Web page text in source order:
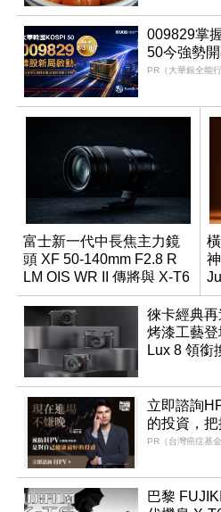
009829掌
50今強勢
PR（大華銀全能
富士新一代中長焦主力鏡
頭 XF 50-140mm F2.8 R
LM OIS WR II 傳將與 X-T6
同步亮相
徠卡經典再
烤漆工藝
Lux 8 領銜
立即諮詢
的投資，把
PR（台灣癌症基金
巴黎